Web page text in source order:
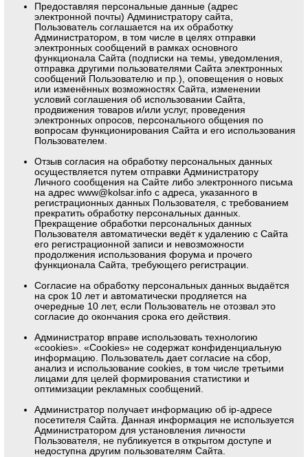
Предоставляя персональные данные (адрес
электронной почты) Администратору сайта,
Пользователь соглашается на их обработку
Администратором, в том числе в целях отправки
электронных сообщений в рамках основного
функционала Сайта (подписки на темы, уведомления,
отправка другими пользователями Сайта электронных
сообщений Пользователю и пр.), оповещения о новых
или изменённых возможностях Сайта, изменении
условий соглашения об использовании Сайта,
продвижения товаров и/или услуг, проведения
электронных опросов, персонального общения по
вопросам функционирования Сайта и его использования
Пользователем.
Отзыв согласия на обработку персональных данных
осуществляется путем отправки Администратору
Личного сообщения на Сайте либо электронного письма
на адресwww@kolsar.info с адреса, указанного в
регистрационных данных Пользователя, с требованием
прекратить обработку персональных данных.
Прекращение обработки персональных данных
Пользователя автоматически ведёт к удалению с Сайта
его регистрационной записи и невозможности
продолжения использования форума и прочего
функционала Сайта, требующего регистрации.
Согласие на обработку персональных данных выдаётся
на срок 10 лет и автоматически продляется на
очередные 10 лет, если Пользователь не отозвал это
согласие до окончания срока его действия.
Администратор вправе использовать технологию
«cookies». «Cookies» не содержат конфиденциальную
информацию. Пользователь дает согласие на сбор,
анализ и использование cookies, в том числе третьими
лицами для целей формирования статистики и
оптимизации рекламных сообщений.
Администратор получает информацию об ip-адресе
посетителя Сайта. Данная информация не используется
Администратором для установления личности
Пользователя, не публикуется в открытом доступе и
недоступна другим пользователям Сайта.